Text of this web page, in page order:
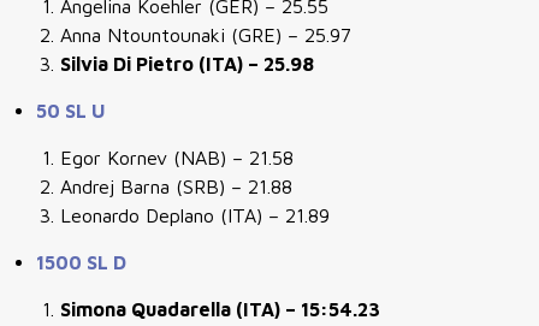
Angelina Koehler (GER) – 25.55
Anna Ntountounaki (GRE) – 25.97
Silvia Di Pietro (ITA) – 25.98
50 SL U
Egor Kornev (NAB) – 21.58
Andrej Barna (SRB) – 21.88
Leonardo Deplano (ITA) – 21.89
1500 SL D
Simona Quadarella (ITA) – 15:54.23